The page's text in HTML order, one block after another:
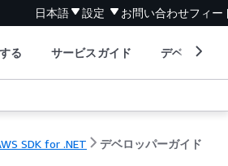
日本語 設定 お問い合わせフィー
る サービスガイド デベロッパ
SDK for .NET デベロッパーガイド